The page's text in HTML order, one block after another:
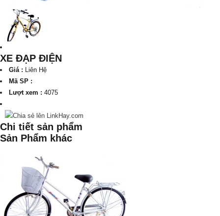
XE ĐẠP ĐIỆN
Giá : Liên Hệ
Mã SP :
Lượt xem : 4075
Chi tiết sản phẩm
Sản Phẩm khác